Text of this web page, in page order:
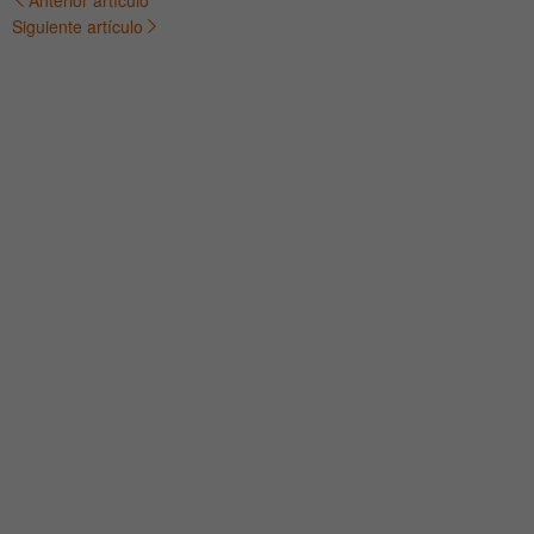
Navegación
Siguiente artículo